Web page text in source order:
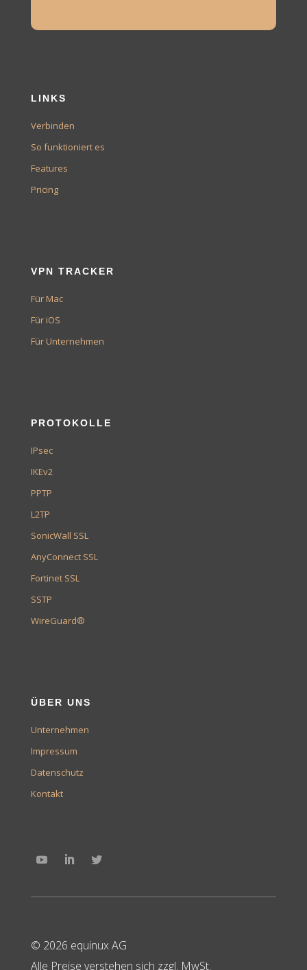
LINKS
Verbinden
So funktioniert es
Features
Pricing
VPN TRACKER
Für Mac
Für iOS
Für Unternehmen
PROTOKOLLE
IPsec
IKEv2
PPTP
L2TP
SonicWall SSL
AnyConnect SSL
Fortinet SSL
SSTP
WireGuard®
ÜBER UNS
Unternehmen
Impressum
Datenschutz
Kontakt
© 2026 equinux AG
Alle Preise verstehen sich zzgl. MwSt.